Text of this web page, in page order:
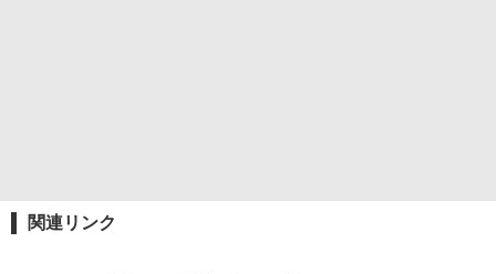
関連リンク